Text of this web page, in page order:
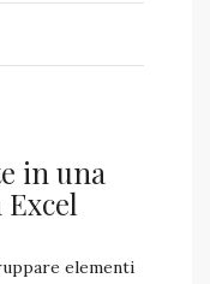
in una
elementi